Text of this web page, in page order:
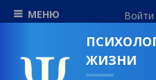
МЕНЮ Войти
ЖИЗНИ